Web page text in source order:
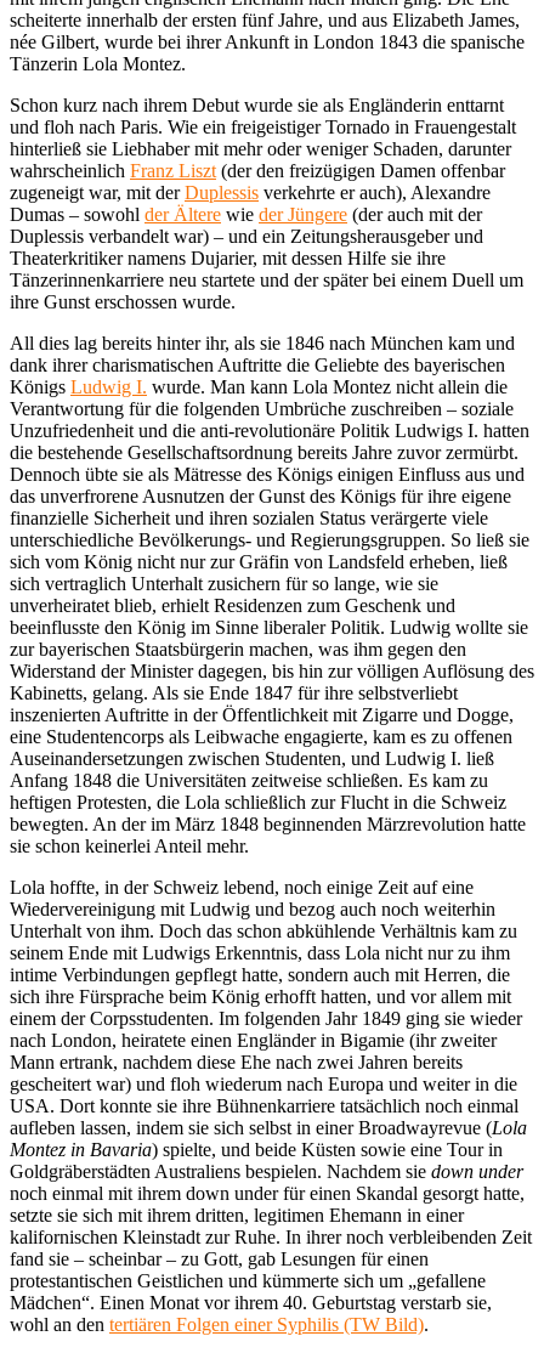
scheiterte innerhalb der ersten fünf Jahre, und aus Elizabeth James,
née Gilbert, wurde bei ihrer Ankunft in London 1843 die spanische
Tänzerin Lola Montez.
Schon kurz nach ihrem Debut wurde sie als Engländerin enttarnt
und floh nach Paris. Wie ein freigeistiger Tornado in Frauengestalt
hinterließ sie Liebhaber mit mehr oder weniger Schaden, darunter
wahrscheinlich Franz Liszt (der den freizügigen Damen offenbar
zugeneigt war, mit derDuplessis verkehrte er auch), Alexandre
Dumas – sowohl der Ältere wie der Jüngere (der auch mit der
Duplessis verbandelt war) – und ein Zeitungsherausgeber und
Theaterkritiker namens Dujarier, mit dessen Hilfe sie ihre
Tänzerinnenkarriere neu startete und der später bei einem Duell um
ihre Gunst erschossen wurde.
All dies lag bereits hinter ihr, als sie 1846 nach München kam und
dank ihrer charismatischen Auftritte die Geliebte des bayerischen
Königs Ludwig I. wurde. Man kann Lola Montez nicht allein die
Verantwortung für die folgenden Umbrüche zuschreiben – soziale
Unzufriedenheit und die anti-revolutionäre Politik Ludwigs I. hatten
die bestehende Gesellschaftsordnung bereits Jahre zuvor zermürbt.
Dennoch übte sie als Mätresse des Königs einigen Einfluss aus und
das unverfrorene Ausnutzen der Gunst des Königs für ihre eigene
finanzielle Sicherheit und ihren sozialen Status verärgerte viele
unterschiedliche Bevölkerungs- und Regierungsgruppen. So ließ sie
sich vom König nicht nur zur Gräfin von Landsfeld erheben, ließ
sich vertraglich Unterhalt zusichern für so lange, wie sie
unverheiratet blieb, erhielt Residenzen zum Geschenk und
beeinflusste den König im Sinne liberaler Politik. Ludwig wollte sie
zur bayerischen Staatsbürgerin machen, was ihm gegen den
Widerstand der Minister dagegen, bis hin zur völligen Auflösung des
Kabinetts, gelang. Als sie Ende 1847 für ihre selbstverliebt
inszenierten Auftritte in der Öffentlichkeit mit Zigarre und Dogge,
eine Studentencorps als Leibwache engagierte, kam es zu offenen
Auseinandersetzungen zwischen Studenten, und Ludwig I. ließ
Anfang 1848 die Universitäten zeitweise schließen. Es kam zu
heftigen Protesten, die Lola schließlich zur Flucht in die Schweiz
bewegten. An der im März 1848 beginnenden Märzrevolution hatte
sie schon keinerlei Anteil mehr.
Lola hoffte, in der Schweiz lebend, noch einige Zeit auf eine
Wiedervereinigung mit Ludwig und bezog auch noch weiterhin
Unterhalt von ihm. Doch das schon abkühlende Verhältnis kam zu
seinem Ende mit Ludwigs Erkenntnis, dass Lola nicht nur zu ihm
intime Verbindungen gepflegt hatte, sondern auch mit Herren, die
sich ihre Fürsprache beim König erhofft hatten, und vor allem mit
einem der Corpsstudenten. Im folgenden Jahr 1849 ging sie wieder
nach London, heiratete einen Engländer in Bigamie (ihr zweiter
Mann ertrank, nachdem diese Ehe nach zwei Jahren bereits
gescheitert war) und floh wiederum nach Europa und weiter in die
USA. Dort konnte sie ihre Bühnenkarriere tatsächlich noch einmal
aufleben lassen, indem sie sich selbst in einer Broadwayrevue (Lola
Montez in Bavaria) spielte, und beide Küsten sowie eine Tour in
Goldgräberstädten Australiens bespielen. Nachdem sie down under
noch einmal mit ihrem down under für einen Skandal gesorgt hatte,
setzte sie sich mit ihrem dritten, legitimen Ehemann in einer
kalifornischen Kleinstadt zur Ruhe. In ihrer noch verbleibenden Zeit
fand sie – scheinbar – zu Gott, gab Lesungen für einen
protestantischen Geistlichen und kümmerte sich um „gefallene
Mädchen“. Einen Monat vor ihrem 40. Geburtstag verstarb sie,
wohl an den tertiären Folgen einer Syphilis (TW Bild).